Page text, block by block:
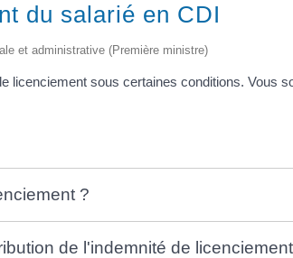
du salarié en CDI
et administrative (Première ministre)
licenciement sous certaines conditions. Vous
?
de l'indemnité de